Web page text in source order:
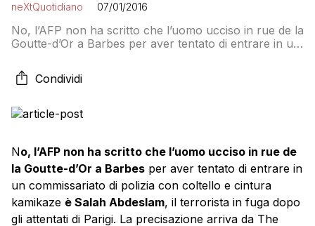
neXtQuotidiano 07/01/2016
No, l’AFP non ha scritto che l’uomo ucciso in rue de la
Goutte-d’Or a Barbes per aver tentato di entrare in un
kamikaze è Salah Abdeslam, il terrorista in fuga dopo
gli attentati di Parigi. La precisazione arriva da The
Condividi
No, l’AFP non ha scritto che l’uomo ucciso in rue de
la Goutte-d’Or a Barbes per aver tentato di entrare in
un commissariato di polizia con coltello e cintura
kamikaze è Salah Abdeslam, il terrorista in fuga dopo
gli attentati di Parigi. La precisazione arriva da The